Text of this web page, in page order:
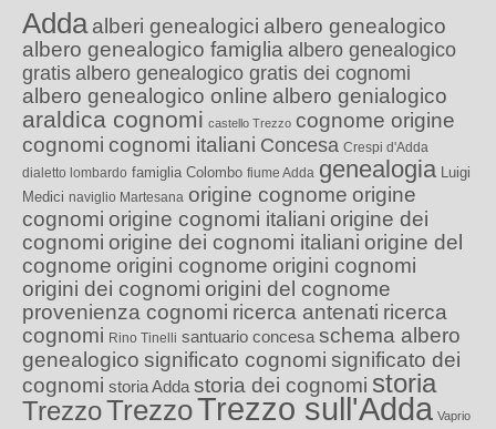
Adda alberi genealogici albero genealogico
albero genealogico famiglia albero genealogico
gratis albero genealogico gratis dei cognomi
albero genealogico online albero genialogico
araldica cognomi castello Trezzo cognome origine
cognomi cognomi italiani Concesa Crespi d'Adda
dialetto lombardo famiglia Colombo fiume Adda genealogia Luigi
Medici naviglio Martesana origine cognome origine
cognomi origine cognomi italiani origine dei
cognomi origine dei cognomi italiani origine del
cognome origini cognome origini cognomi
origini dei cognomi origini del cognome
provenienza cognomi ricerca antenati ricerca
cognomi Rino Tinelli santuario concesa schema albero
genealogico significato cognomi significato dei
cognomi storia Adda storia dei cognomi storia
TrezzoTrezzoTrezzo sull'Adda Vaprio